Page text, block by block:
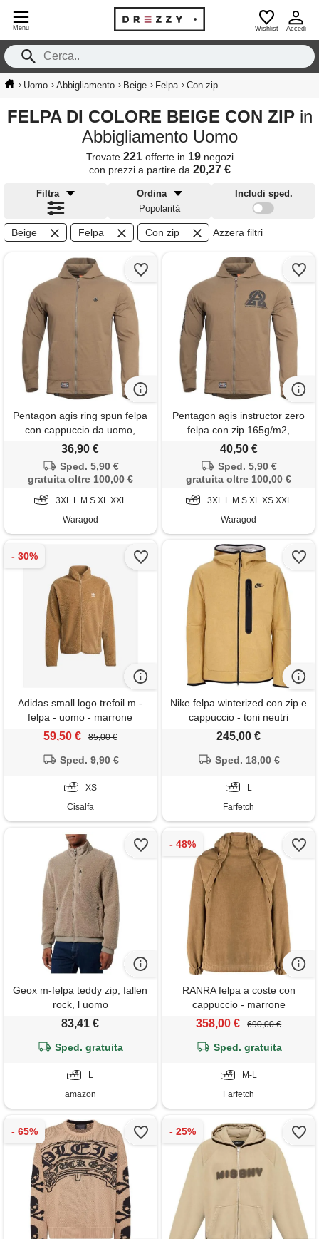
Menu Wishlist Accedi
› Uomo › Abbigliamento › Beige › Felpa › Con zip
FELPA DI COLORE BEIGE CON ZIP in
Abbigliamento Uomo
Trovate 221offerte in 19negozi
con prezzi a partire da 20,27 €
Filtra
Ordina
Popolarità
Includi sped.
Beige Felpa Con zip Azzera filtri
Pentagon agis ring spun felpa
con cappuccio da uomo,
coyote,
36,90 €
Sped. 5,90 €
gratuita oltre 100,00 €
3XL L M S XL XXL
Waragod
Pentagon agis instructor zero
felpa con zip 165g/m2,
coyote,
40,50 €
Sped. 5,90 €
gratuita oltre 100,00 €
3XL L M S XL XS XXL
Waragod
Adidas small logo trefoil m -
felpa - uomo - marrone
59,50 € 85,00 €
Sped. 9,90 €
XS
Cisalfa
Nike felpa winterized con zip e
cappuccio - toni neutri
245,00 €
Sped. 18,00 €
L
Farfetch
Geox m-felpa teddy zip, fallen
rock, l uomo
83,41 €
Sped. gratuita
L
amazon
RANRA felpa a coste con
cappuccio - marrone
358,00 € 690,00 €
Sped. gratuita
M-L
Farfetch